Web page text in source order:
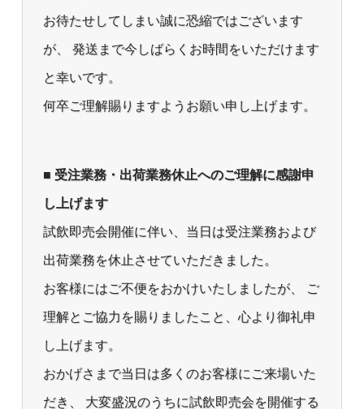
お待たせしてしまい誠に恐縮ではございます
が、 発送まで今しばらくお時間をいただけます
と幸いです。
何卒ご理解賜りますようお願い申し上げます。
■ 受注業務・出荷業務休止へのご理解に感謝申
し上げます
試飲即売会開催に伴い、当日は受注業務および
出荷業務を休止させていただきました。
お客様にはご不便をおかけいたしましたが、 ご
理解とご協力を賜りましたこと、心より御礼申
し上げます。
おかげさまで当日は多くのお客様にご来場いた
だき、 大変盛況のうちに試飲即売会を開催する